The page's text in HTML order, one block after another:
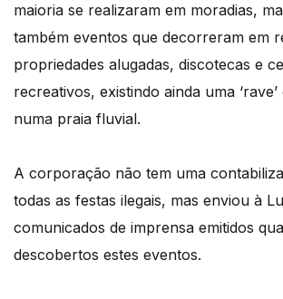
maioria se realizaram em moradias,
também eventos que decorreram em
propriedades alugadas, discotecas e
recreativos, existindo ainda uma
numa praia fluvial.
A corporação não tem uma
todas as festas ilegais, mas enviou à
comunicados de imprensa emitidos
descobertos estes eventos.